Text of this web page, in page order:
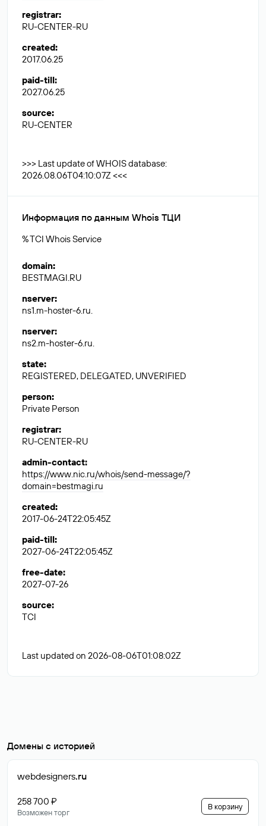
registrar:
RU-CENTER-RU
created:
2017.06.25
paid-till:
2027.06.25
source:
RU-CENTER
>>> Last update of WHOIS database:
2026.08.06T04:10:07Z <<<
Информация по данным Whois ТЦИ
% TCI Whois Service
domain:
BESTMAGI.RU
nserver:
ns1.m-hoster-6.ru.
nserver:
ns2.m-hoster-6.ru.
state:
REGISTERED, DELEGATED, UNVERIFIED
person:
Private Person
registrar:
RU-CENTER-RU
admin-contact:
https://www.nic.ru/whois/send-message/?
domain=bestmagi.ru
created:
2017-06-24T22:05:45Z
paid-till:
2027-06-24T22:05:45Z
free-date:
2027-07-26
source:
TCI
Last updated on 2026-08-06T01:08:02Z
Домены с историей
webdesigners.ru
258 700 ₽
Возможен торг
В корзину